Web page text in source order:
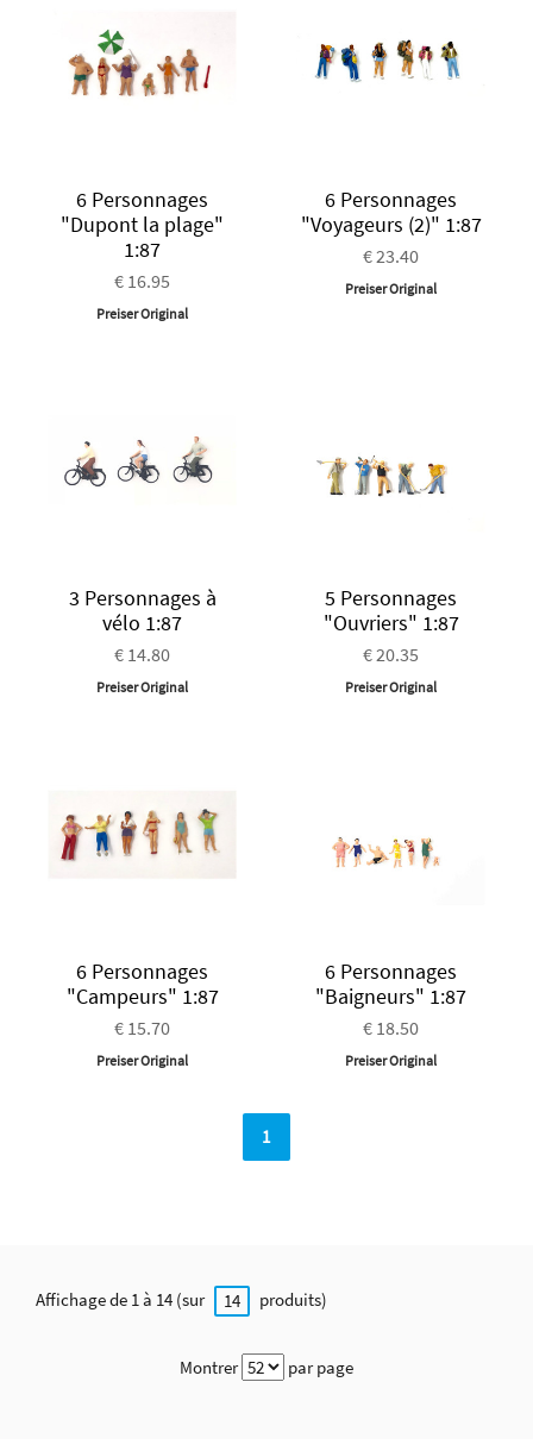
6 Personnages
"Dupont la plage"
1:87
€ 16.95
Preiser Original
6 Personnages
"Voyageurs (2)" 1:87
€ 23.40
Preiser Original
3 Personnages à
vélo 1:87
€ 14.80
Preiser Original
5 Personnages
"Ouvriers" 1:87
€ 20.35
Preiser Original
6 Personnages
"Campeurs" 1:87
€ 15.70
Preiser Original
6 Personnages
"Baigneurs" 1:87
€ 18.50
Preiser Original
1
Affichage de 1 à 14 (sur 14 produits)
Montrer par page